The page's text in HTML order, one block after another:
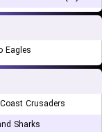
Eagles
Crusaders
Sharks